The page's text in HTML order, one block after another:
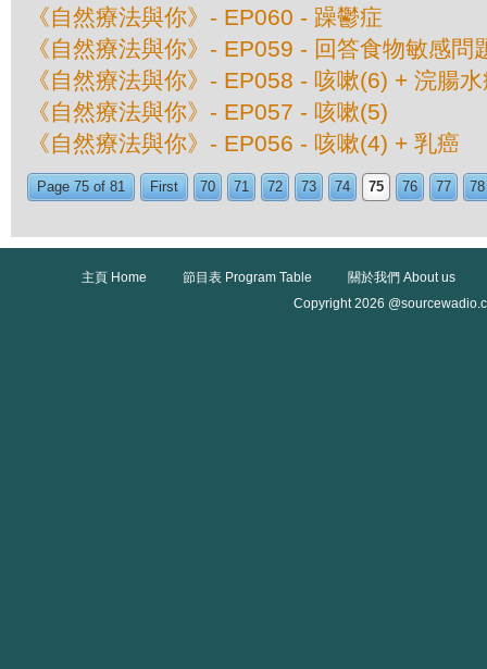
《自然療法與你》- EP060 - 躁鬱症
《自然療法與你》- EP059 - 回答食物敏感問
《自然療法與你》- EP058 - 咳嗽(6) + 浣腸
《自然療法與你》- EP057 - 咳嗽(5)
《自然療法與你》- EP056 - 咳嗽(4) + 乳癌
Page 75 of 81 First 70 71 72 73 74 75 76 77 78
主頁 Home 節目表 Program Table
關於我們 About us
Copyright 2026